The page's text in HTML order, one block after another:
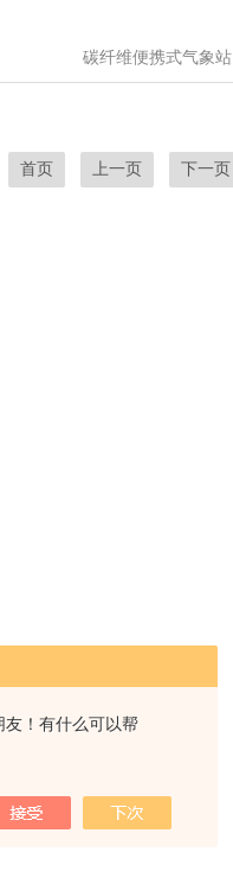
友！有什么可以帮
碳纤维便携式气象站
首页 上一页 下一页